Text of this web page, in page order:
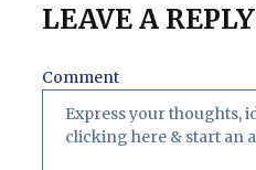
LEAVE A REPLY
Comment